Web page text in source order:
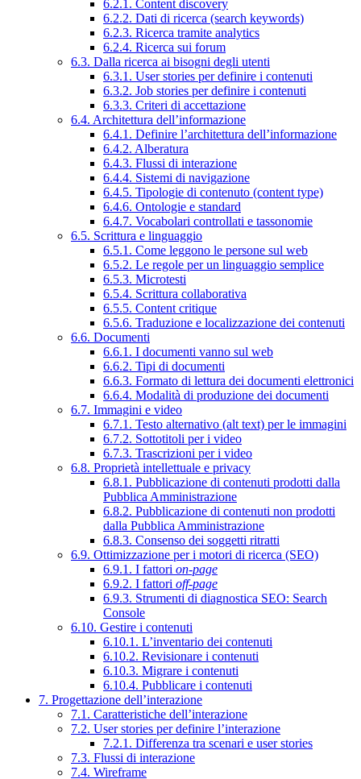
6.2.1. Content discovery
6.2.2. Dati di ricerca (search keywords)
6.2.3. Ricerca tramite analytics
6.2.4. Ricerca sui forum
6.3. Dalla ricerca ai bisogni degli utenti
6.3.1. User stories per definire i contenuti
6.3.2. Job stories per definire i contenuti
6.3.3. Criteri di accettazione
6.4. Architettura dell’informazione
6.4.1. Definire l’architettura dell’informazione
6.4.2. Alberatura
6.4.3. Flussi di interazione
6.4.4. Sistemi di navigazione
6.4.5. Tipologie di contenuto (content type)
6.4.6. Ontologie e standard
6.4.7. Vocabolari controllati e tassonomie
6.5. Scrittura e linguaggio
6.5.1. Come leggono le persone sul web
6.5.2. Le regole per un linguaggio semplice
6.5.3. Microtesti
6.5.4. Scrittura collaborativa
6.5.5. Content critique
6.5.6. Traduzione e localizzazione dei contenuti
6.6. Documenti
6.6.1. I documenti vanno sul web
6.6.2. Tipi di documenti
6.6.3. Formato di lettura dei documenti elettronici
6.6.4. Modalità di produzione dei documenti
6.7. Immagini e video
6.7.1. Testo alternativo (alt text) per le immagini
6.7.2. Sottotitoli per i video
6.7.3. Trascrizioni per i video
6.8. Proprietà intellettuale e privacy
6.8.1. Pubblicazione di contenuti prodotti dalla
Pubblica Amministrazione
6.8.2. Pubblicazione di contenuti non prodotti
dalla Pubblica Amministrazione
6.8.3. Consenso dei soggetti ritratti
6.9. Ottimizzazione per i motori di ricerca (SEO)
6.9.1. I fattori on-page
6.9.2. I fattori off-page
6.9.3. Strumenti di diagnostica SEO: Search
Console
6.10. Gestire i contenuti
6.10.1. L’inventario dei contenuti
6.10.2. Revisionare i contenuti
6.10.3. Migrare i contenuti
6.10.4. Pubblicare i contenuti
7. Progettazione dell’interazione
7.1. Caratteristiche dell’interazione
7.2. User stories per definire l’interazione
7.2.1. Differenza tra scenari e user stories
7.3. Flussi di interazione
7.4. Wireframe